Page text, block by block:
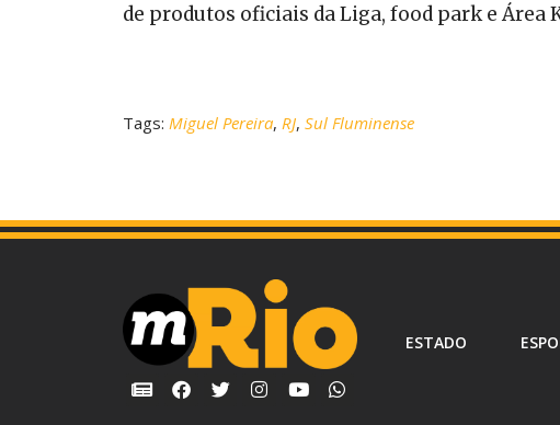
de produtos oficiais da Liga, food park e Área
Tags: Miguel Pereira, RJ, Sul Fluminense
ESTADO